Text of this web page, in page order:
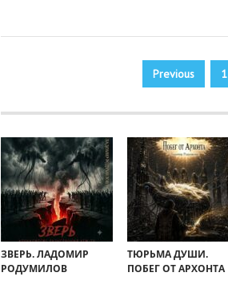
Previous 1
ЗВЕРЬ. ЛАДОМИР
РОДУМИЛОВ
ТЮРЬМА ДУШИ.
ПОБЕГ ОТ АРХОНТА